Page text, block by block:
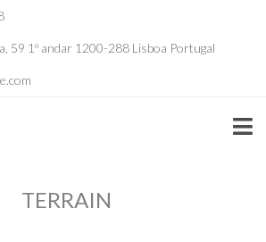
59 1º andar 1200-288 Lisboa Portugal
TERRAIN